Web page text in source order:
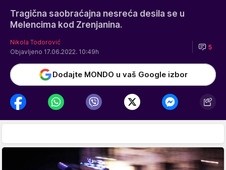
Tragična saobraćajna nesreća desila se u
Melencima kod Zrenjanina.
Nikola Todorović
Objavljeno 17.06.2022. 10:49h
5
Dodajte MONDO u vaš Google izbor